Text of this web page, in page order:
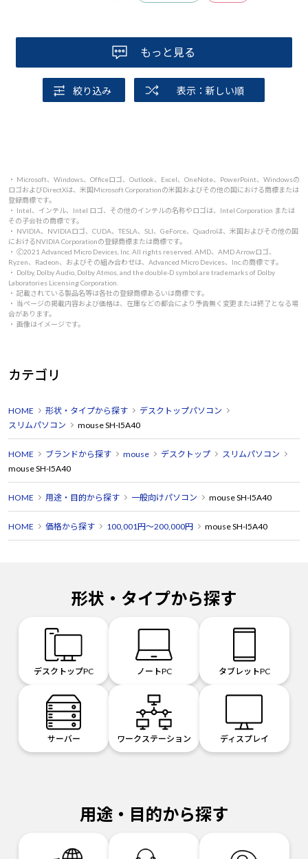
もっと見る
絞り込み 表示：新しい順
・ Microsoft、Windows、Officeロゴ、Outlook、Excel、OneNote、PowerPoint、Windowsの
ロゴおよびDirectXは、米国Microsoft Corporationの米国およびその他の国における商標または
登録商標です。
・ Intel、インテル、Intel ロゴ、その他のインテルの名称やロゴは、Intel Corporation または
その子会社の商標です。
・ NVIDIA、NVIDIAロゴ、CUDA、TESLA、SLI、GeForce、Quadroは、米国およびその他の国
におけるNVIDIA Corporationの登録商標または商標です。
・ 🄫2021 Advanced Micro Devices, Inc. All rights reserved. AMD、AMD Arrowロゴ、
Ryzen、Radeon、およびその組み合わせは、Advanced Micro Devices、Inc.の商標です。
・ Dolby, Dolby Audio, Dolby Atmos, and the double-D symbol are trademarks of Dolby
Laboratories Licensing Corporation.
・ 記載されている製品名等は各社の登録商標あるいは商標です。
・ 当ページの掲載内容および価格は、在庫などの都合により予告無く変更または終了となる場
合があります。
・ 画像はイメージです。
カテゴリ
HOME 形状・タイプから探す
デスクトップパソコン
スリムパソコン
mouse SH-I5A40
HOME ブランドから探す mouse デスクトップ
スリムパソコン
mouse SH-I5A40
HOME 用途・目的から探す 一般向けパソコン mouse SH-I5A40
HOME 価格から探す 100,001円～200,000円 mouse SH-I5A40
形状・タイプから探す
デスクトップPC ノートPC タブレットPC
サーバー ワークステーション ディスプレイ
用途・目的から探す